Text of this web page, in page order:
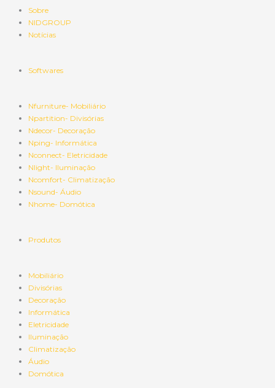
Sobre
NIDGROUP
Notícias
Softwares
Nfurniture- Mobiliário
Npartition- Divisórias
Ndecor- Decoração
Nping- Informática
Nconnect- Eletricidade
Nlight- Iluminação
Ncomfort- Climatização
Nsound- Áudio
Nhome- Domótica
Produtos
Mobiliário
Divisórias
Decoração
Informática
Eletricidade
Iluminação
Climatização
Áudio
Domótica